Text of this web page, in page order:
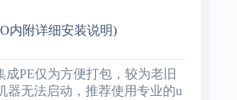
内附详细安装说明)
PE仅为方便打包，较为老旧
器无法启动，推荐使用专业的u